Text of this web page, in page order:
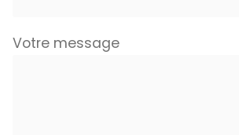
Votre message